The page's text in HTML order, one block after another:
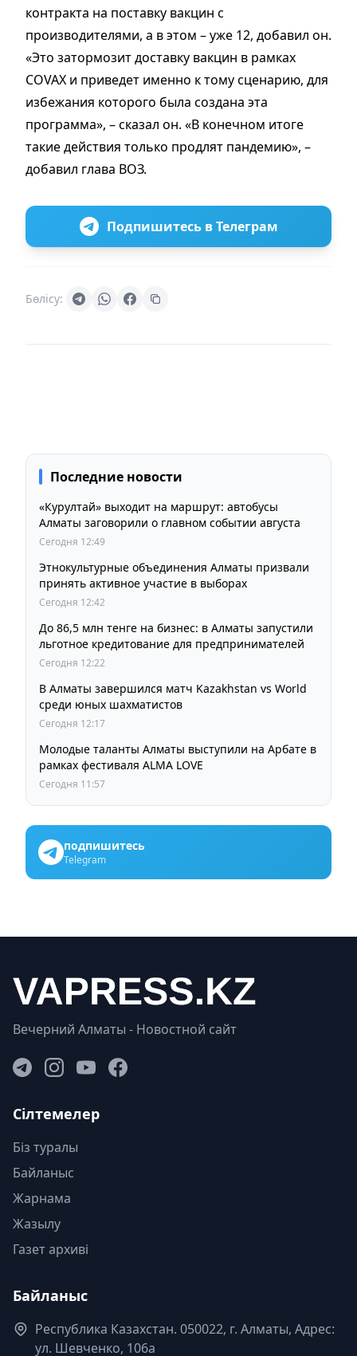
контракта на поставку вакцин с
производителями, а в этом – уже 12, добавил он.
«Это затормозит доставку вакцин в рамках
COVAX и приведет именно к тому сценарию, для
избежания которого была создана эта
программа», – сказал он. «В конечном итоге
такие действия только продлят пандемию», –
добавил глава ВОЗ.
Подпишитесь в Телеграм
Бөлісу:
Последние новости
«Курултай» выходит на маршрут: автобусы
Алматы заговорили о главном событии августа
Сегодня 12:49
Этнокультурные объединения Алматы призвали
принять активное участие в выборах
Сегодня 12:42
До 86,5 млн тенге на бизнес: в Алматы запустили
льготное кредитование для предпринимателей
Сегодня 12:22
В Алматы завершился матч Kazakhstan vs World
среди юных шахматистов
Сегодня 12:17
Молодые таланты Алматы выступили на Арбате в
рамках фестиваля ALMA LOVE
Сегодня 11:57
подпишитесь
Telegram
Вечерний Алматы - Новостной сайт
Сілтемелер
Біз туралы
Байланыс
Жарнама
Жазылу
Газет архиві
Байланыс
Республика Казахстан. 050022, г. Алматы, Адрес:
ул. Шевченко, 106а